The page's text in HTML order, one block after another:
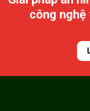
công nghệ